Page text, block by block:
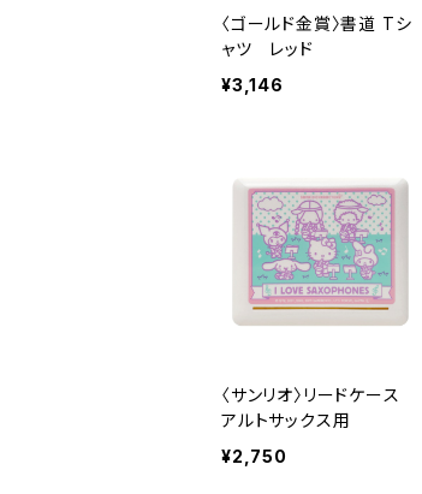
〈ゴールド金賞〉書道 Tシ
ャツ レッド
¥3,146
〈サンリオ〉リードケース
アルトサックス用
¥2,750